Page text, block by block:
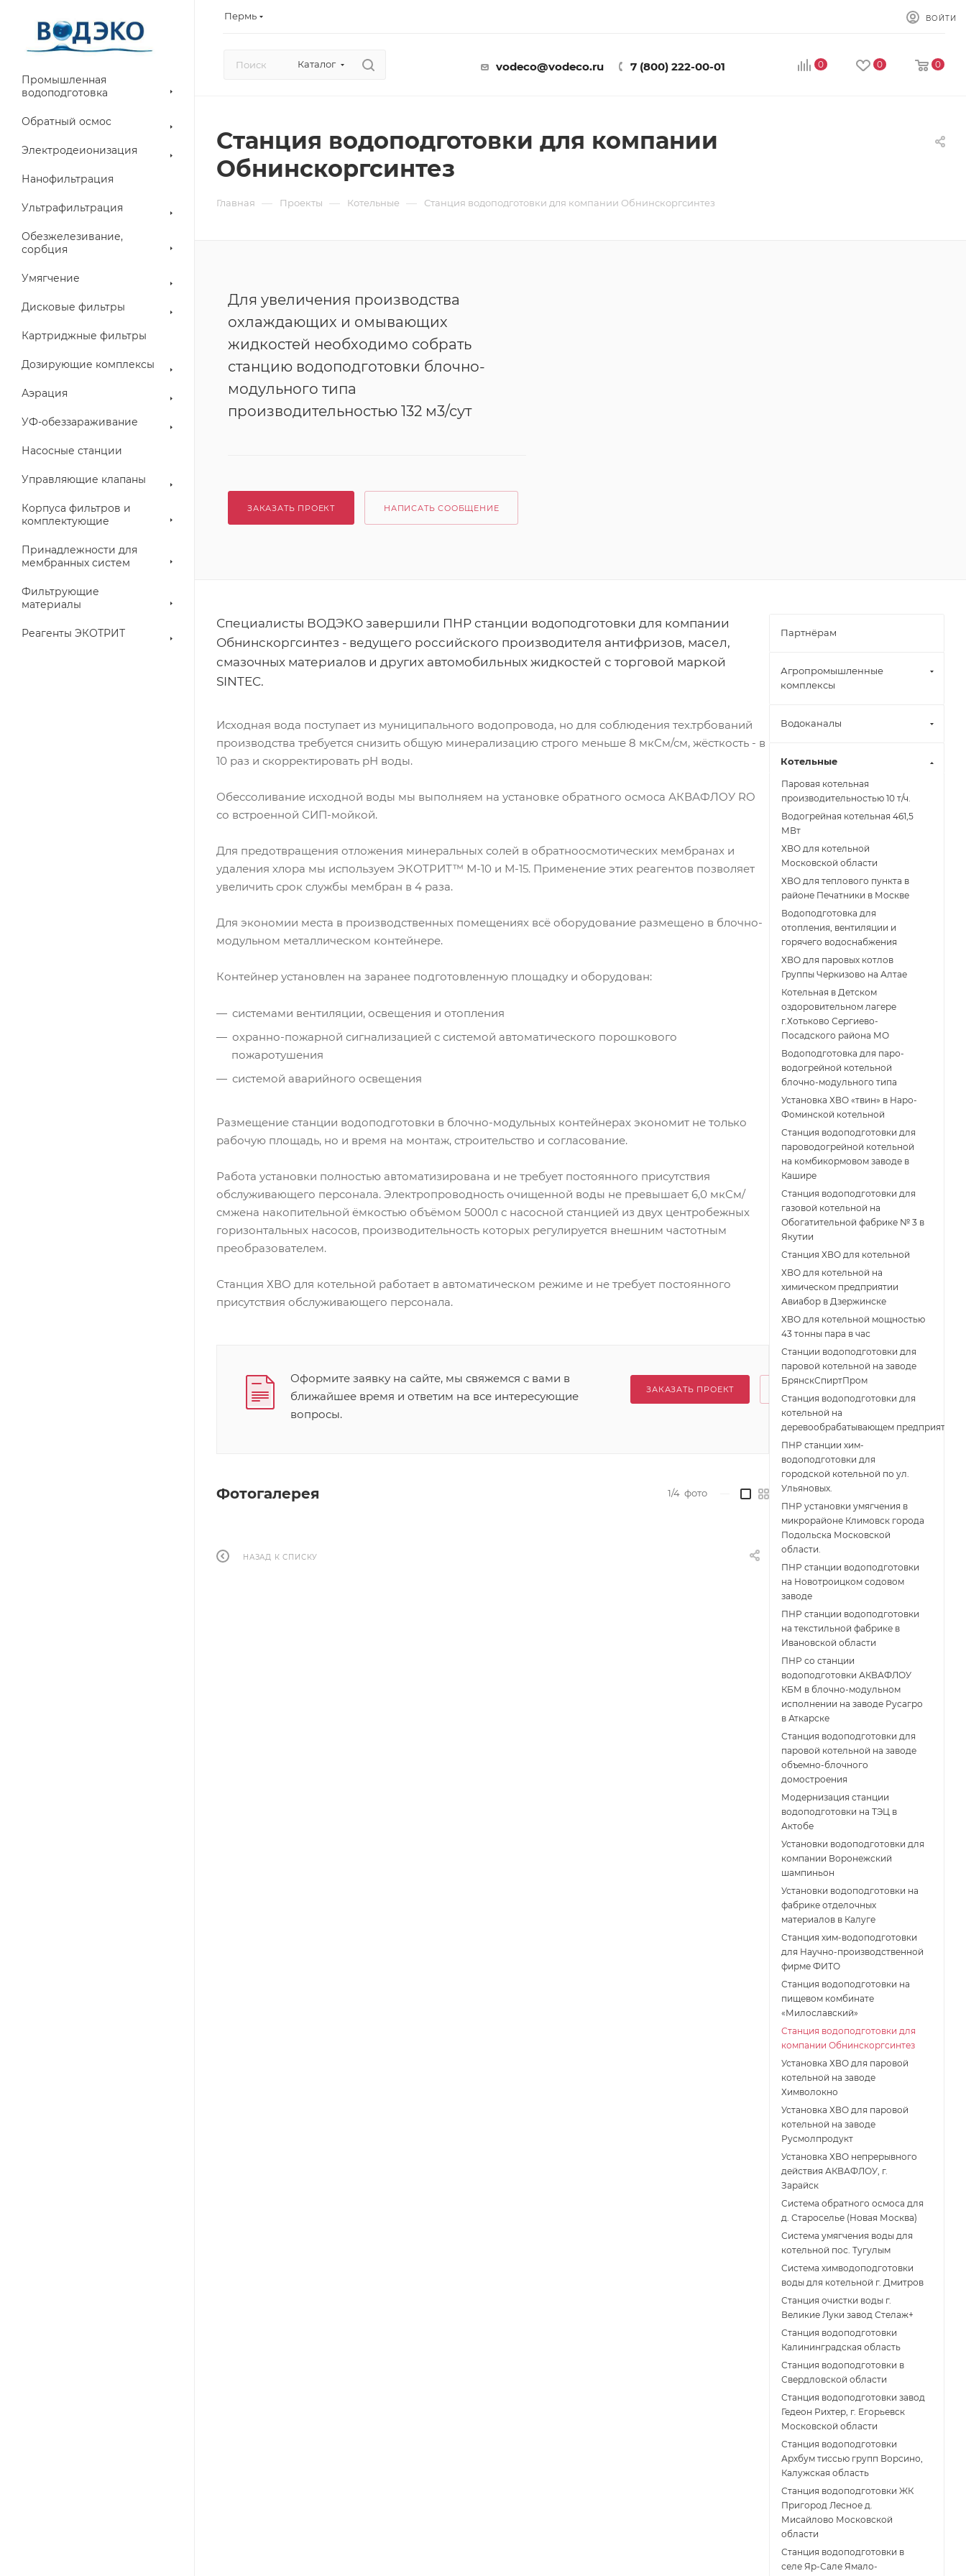
Пермь ВОЙТИ
Каталог vodeco@vodeco.ru 7 (800) 222-00-01 0 0 0
Промышленная
водоподготовка
Обратный осмос
Электродеионизация
Нанофильтрация
Ультрафильтрация
Обезжелезивание,
сорбция
Умягчение
Дисковые фильтры
Картриджные фильтры
Дозирующие комплексы
Аэрация
УФ-обеззараживание
Насосные станции
Управляющие клапаны
Корпуса фильтров и
комплектующие
Принадлежности для
мембранных систем
Фильтрующие
материалы
Реагенты ЭКОТРИТ
Станция водоподготовки для компании
Обнинскоргсинтез
Главная — Проекты — Котельные — Станция водоподготовки для компании Обнинскоргсинтез
Для увеличения производства
охлаждающих и омывающих
жидкостей необходимо собрать
станцию водоподготовки блочно-
модульного типа
производительностью 132 м3/сут
ЗАКАЗАТЬ ПРОЕКТ НАПИСАТЬ СООБЩЕНИЕ
Специалисты ВОДЭКО завершили ПНР станции водоподготовки для компании
Обнинскоргсинтез - ведущего российского производителя антифризов, масел,
смазочных материалов и других автомобильных жидкостей с торговой маркой
SINTEC.
Исходная вода поступает из муниципального водопровода, но для соблюдения тех.трбований
производства требуется снизить общую минерализацию строго меньше 8 мкСм/см, жёсткость - в
10 раз и скорректировать рН воды.
Обессоливание исходной воды мы выполняем на установке обратного осмоса АКВАФЛОУ RO
со встроенной СИП-мойкой.
Для предотвращения отложения минеральных солей в обратноосмотических мембранах и
удаления хлора мы используем ЭКОТРИТ™ М-10 и М-15. Применение этих реагентов позволяет
увеличить срок службы мембран в 4 раза.
Для экономии места в производственных помещениях всё оборудование размещено в блочно-
модульном металлическом контейнере.
Контейнер установлен на заранее подготовленную площадку и оборудован:
системами вентиляции, освещения и отопления
охранно-пожарной сигнализацией с системой автоматического порошкового
пожаротушения
системой аварийного освещения
Размещение станции водоподготовки в блочно-модульных контейнерах экономит не только
рабочую площадь, но и время на монтаж, строительство и согласование.
Работа установки полностью автоматизирована и не требует постоянного присутствия
обслуживающего персонала. Электропроводность очищенной воды не превышает 6,0 мкСм/
смжена накопительной ёмкостью объёмом 5000л с насосной станцией из двух центробежных
горизонтальных насосов, производительность которых регулируется внешним частотным
преобразователем.
Станция ХВО для котельной работает в автоматическом режиме и не требует постоянного
присутствия обслуживающего персонала.
Оформите заявку на сайте, мы свяжемся с вами в
ближайшее время и ответим на все интересующие
вопросы.
ЗАКАЗАТЬ ПРОЕКТ
Фотогалерея 1/4 фото
НАЗАД К СПИСКУ
Партнёрам
Агропромышленные
комплексы
Водоканалы
Котельные
Паровая котельная
производительностью 10 т/ч.
Водогрейная котельная 461,5
МВт
ХВО для котельной
Московской области
ХВО для теплового пункта в
районе Печатники в Москве
Водоподготовка для
отопления, вентиляции и
горячего водоснабжения
ХВО для паровых котлов
Группы Черкизово на Алтае
Котельная в Детском
оздоровительном лагере
г.Хотьково Сергиево-
Посадского района МО
Водоподготовка для паро-
водогрейной котельной
блочно-модульного типа
Установка ХВО «твин» в Наро-
Фоминской котельной
Станция водоподготовки для
пароводогрейной котельной
на комбикормовом заводе в
Кашире
Станция водоподготовки для
газовой котельной на
Обогатительной фабрике № 3 в
Якутии
Станция ХВО для котельной
ХВО для котельной на
химическом предприятии
Авиабор в Дзержинске
ХВО для котельной мощностью
43 тонны пара в час
Станции водоподготовки для
паровой котельной на заводе
БрянскСпиртПром
Станция водоподготовки для
котельной на
деревообрабатывающем предприятии
ПНР станции хим-
водоподготовки для
городской котельной по ул.
Ульяновых.
ПНР установки умягчения в
микрорайоне Климовск города
Подольска Московской
области.
ПНР станции водоподготовки
на Новотроицком содовом
заводе
ПНР станции водоподготовки
на текстильной фабрике в
Ивановской области
ПНР со станции
водоподготовки АКВАФЛОУ
КБМ в блочно-модульном
исполнении на заводе Русагро
в Аткарске
Станция водоподготовки для
паровой котельной на заводе
объемно-блочного
домостроения
Модернизация станции
водоподготовки на ТЭЦ в
Актобе
Установки водоподготовки для
компании Воронежский
шампиньон
Установки водоподготовки на
фабрике отделочных
материалов в Калуге
Станция хим-водоподготовки
для Научно-производственной
фирме ФИТО
Станция водоподготовки на
пищевом комбинате
«Милославский»
Станция водоподготовки для
компании Обнинскоргсинтез
Установка ХВО для паровой
котельной на заводе
Химволокно
Установка ХВО для паровой
котельной на заводе
Русмолпродукт
Установка ХВО непрерывного
действия АКВАФЛОУ, г.
Зарайск
Система обратного осмоса для
д. Староселье (Новая Москва)
Система умягчения воды для
котельной пос. Тугулым
Система химводоподготовки
воды для котельной г. Дмитров
Станция очистки воды г.
Великие Луки завод Стелаж+
Станция водоподготовки
Калининградская область
Станция водоподготовки в
Свердловской области
Станция водоподготовки завод
Гедеон Рихтер, г. Егорьевск
Московской области
Станция водоподготовки
Архбум тиссью групп Ворсино,
Калужская область
Станция водоподготовки ЖК
Пригород Лесное д.
Мисайлово Московской
области
Станция водоподготовки в
селе Яр-Сале Ямало-